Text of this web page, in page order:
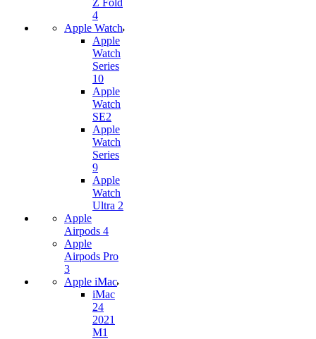
Z Fold
4
Apple Watch
Apple
Watch
Series
10
Apple
Watch
SE2
Apple
Watch
Series
9
Apple
Watch
Ultra 2
Apple
Airpods 4
Apple
Airpods Pro
3
Apple iMac
iMac
24
2021
M1